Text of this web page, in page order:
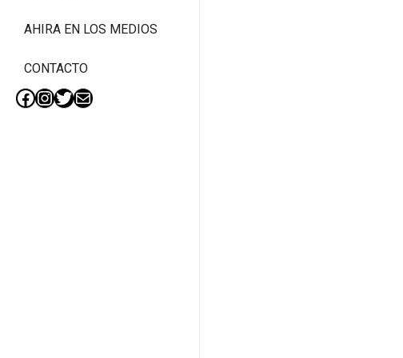
AHIRA EN LOS MEDIOS
CONTACTO
Facebook
Instagram
Twitter
Mail